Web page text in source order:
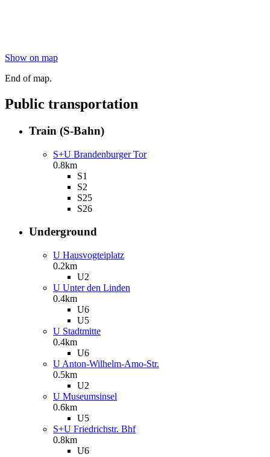
Show on map
End of map.
Public transportation
Train (S-Bahn)
S+U Brandenburger Tor
0.8km
S1
S2
S25
S26
Underground
U Hausvogteiplatz
0.2km
U2
U Unter den Linden
0.4km
U6
U5
U Stadtmitte
0.4km
U6
U Anton-Wilhelm-Amo-Str.
0.5km
U2
U Museumsinsel
0.6km
U5
S+U Friedrichstr. Bhf
0.8km
U6